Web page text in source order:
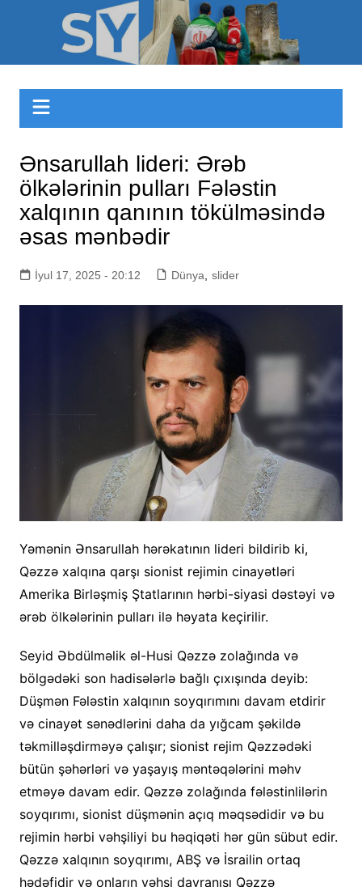
Sizinyol.org
Ənsarullah lideri: Ərəb
ölkələrinin pulları Fələstin
xalqının qanının tökülməsində
əsas mənbədir
İyul 17, 2025 - 20:12 Dünya slider
Yəmənin Ənsarullah hərəkatının lideri bildirib ki,
Qəzzə xalqına qarşı sionist rejimin cinayətləri
Amerika Birləşmiş Ştatlarının hərbi-siyasi dəstəyi və
ərəb ölkələrinin pulları ilə həyata keçirilir.
Seyid Əbdülməlik əl-Husi Qəzzə zolağında və
bölgədəki son hadisələrlə bağlı çıxışında deyib:
Düşmən Fələstin xalqının soyqırımını davam etdirir
və cinayət sənədlərini daha da yığcam şəkildə
təkmilləşdirməyə çalışır; sionist rejim Qəzzədəki
bütün şəhərləri və yaşayış məntəqələrini məhv
etməyə davam edir. Qəzzə zolağında fələstinlilərin
soyqırımı, sionist düşmənin açıq məqsədidir və bu
rejimin hərbi vəhşiliyi bu həqiqəti hər gün sübut edir.
Qəzzə xalqının soyqırımı, ABŞ və İsrailin ortaq
hədəfidir və onların vəhşi davranışı Qəzzə